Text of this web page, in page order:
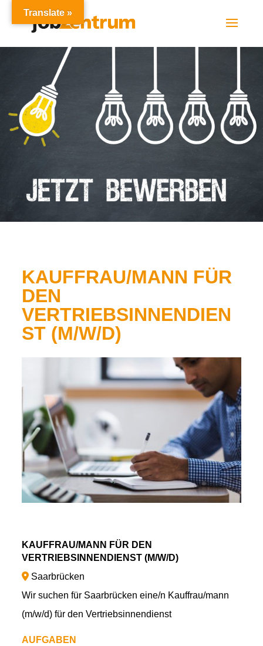
KAUFFRAU/MANN FÜR
DEN
VERTRIEBSINNENDIEN
ST (M/W/D)
KAUFFRAU/MANN FÜR DEN
VERTRIEBSINNENDIENST (M/W/D)
Saarbrücken
Wir suchen für Saarbrücken eine/n Kauffrau/mann
(m/w/d) für den Vertriebsinnendienst
AUFGABEN
Translate »